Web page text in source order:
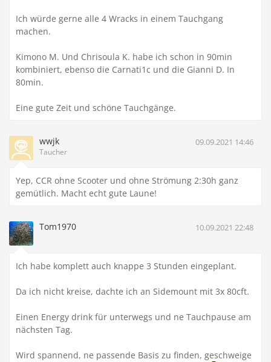
Ich würde gerne alle 4 Wracks in einem Tauchgang
machen.
Kimono M. Und Chrisoula K. habe ich schon in 90min
kombiniert, ebenso die Carnati1c und die Gianni D. In
80min.
Eine gute Zeit und schöne Tauchgänge.
wwjk
Taucher
09.09.2021 14:46
Yep, CCR ohne Scooter und ohne Strömung 2:30h ganz
gemütlich. Macht echt gute Laune!
Tom1970 10.09.2021 22:48
Ich habe komplett auch knappe 3 Stunden eingeplant.
Da ich nicht kreise, dachte ich an Sidemount mit 3x 80cft.
Einen Energy drink für unterwegs und ne Tauchpause am
nächsten Tag.
Wird spannend, ne passende Basis zu finden, geschweige